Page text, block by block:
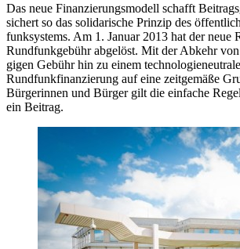
Das neue Finan­zierungs­modell schafft
sichert so das soli­darische Prinzip des
funk­systems. Am 1. Januar 2013 hat der neue
Rund­funk­gebühr abgelöst. Mit der Abkehr
gigen Gebühr hin zu einem
Rund­funk­finan­zierung auf eine zeit­gemäße
Bürge­rin­nen und Bürger gilt die einfache
ein Beitrag.